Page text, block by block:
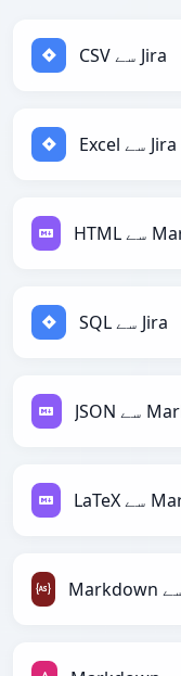
CSV سے Jira
Excel سے Jira
SQL سے Jira